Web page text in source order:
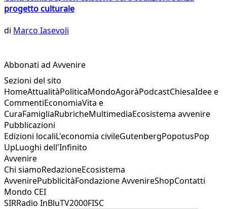
progetto culturale
di Marco Iasevoli
Abbonati ad Avvenire
Sezioni del sito
HomeAttualitàPoliticaMondoAgoràPodcastChiesaIdee e
CommentiEconomiaVita e
CuraFamigliaRubricheMultimediaEcosistema avvenire
Pubblicazioni
Edizioni localiL'economia civileGutenbergPopotusPop
UpLuoghi dell'Infinito
Avvenire
Chi siamoRedazioneEcosistema
AvvenirePubblicitàFondazione AvvenireShopContatti
Mondo CEI
SIRRadio InBluTV2000FISC